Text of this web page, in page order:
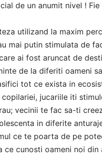
de un anumit nivel !
utilizand la maxim
mai putin stimulata de
ai fost aruncat de
de la diferiti oameni
tot ce exista in
jucariile iti
vecinii te fac sa-ti
in diferite
ce te poarta de pe
ce cunosti oameni noi